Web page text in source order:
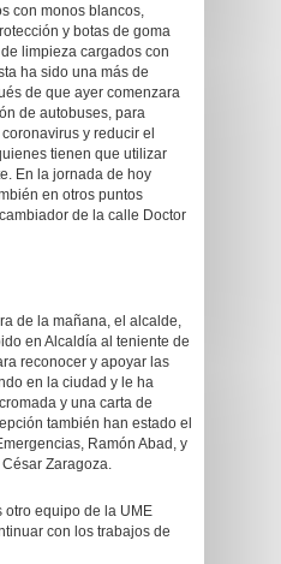
con monos blancos,
y botas de goma
limpieza cargados con
ha sido una más de
de que ayer comenzara
de autobuses, para
y reducir el
tienen que utilizar
En la jornada de hoy
en otros puntos
de la calle Doctor
de la mañana, el alcalde,
en Alcaldía al teniente de
reconocer y apoyar las
en la ciudad y le ha
y una carta de
también han estado el
Ramón Abad, y
Zaragoza.
otro equipo de la UME
con los trabajos de